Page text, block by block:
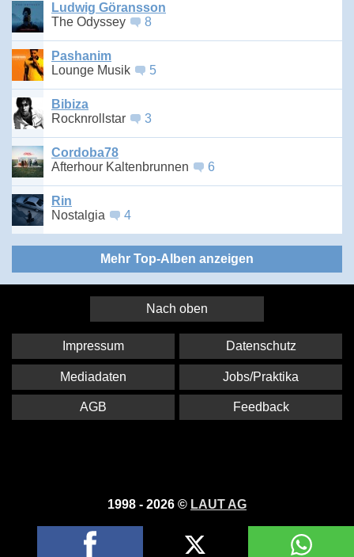
Ludwig Göransson
The Odyssey
8
Pashanim
Lounge Musik
5
Bibiza
Rocknrollstar
3
Cordoba78
Afterhour Kaltenbrunnen
6
Rin
Nostalgia
4
Mehr Top-Alben anzeigen
Nach oben
1998 - 2026 © LAUT AG
Impressum Datenschutz
Mediadaten Jobs/Praktika
AGB Feedback